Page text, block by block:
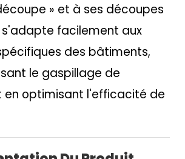
» et à ses découpes
s'adapte facilement aux
des bâtiments,
le gaspillage de
en optimisant l'efficacité de